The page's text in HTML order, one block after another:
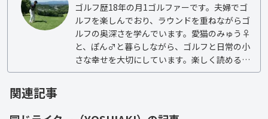
ゴルフ歴18年の月1ゴルファーです。夫婦でゴ
ルフを楽しんでおり、ラウンドを重ねながらゴ
ルフの奥深さを学んでいます。愛猫のみゅう♀
と、ぽん♂と暮らしながら、ゴルフと日常の小
さな幸せを大切にしています。楽しく読める記
事をお届けしますので、どうぞよろしくお願い
関連記事